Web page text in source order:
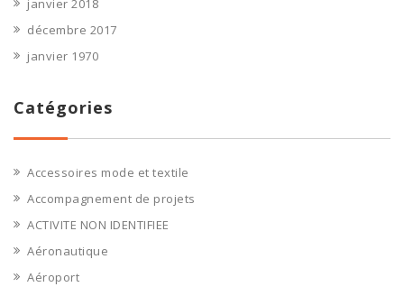
janvier 2018
décembre 2017
janvier 1970
Catégories
Accessoires mode et textile
Accompagnement de projets
ACTIVITE NON IDENTIFIEE
Aéronautique
Aéroport